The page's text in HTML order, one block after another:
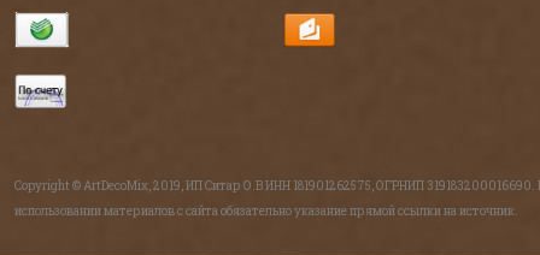
Copyright © ArtDecoMix, 2019, ИП Ситар О.В ИНН 181901262575, ОГРНИП 319183200016690.
использовании материалов с сайта обязательно указание прямой ссылки на источник.